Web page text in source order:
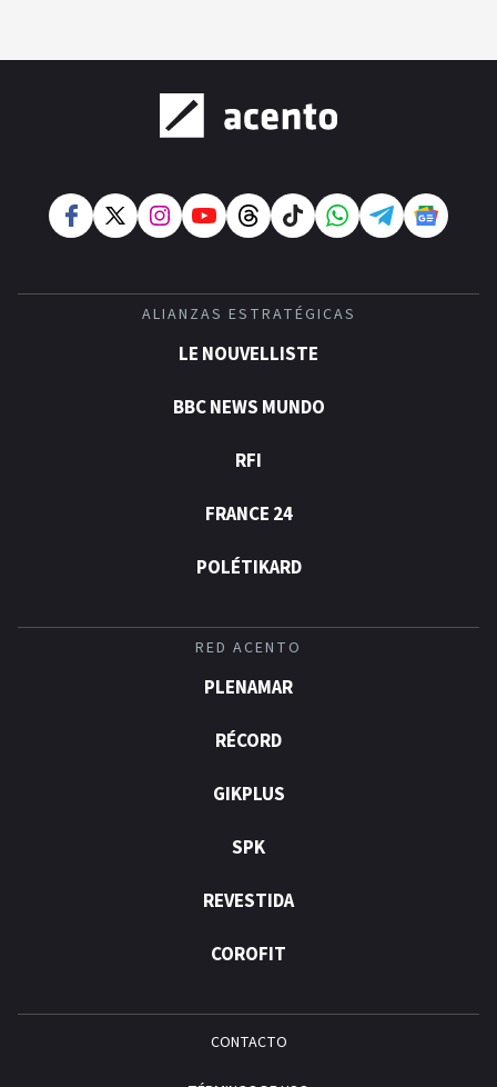
ALIANZAS ESTRATÉGICAS
LE NOUVELLISTE
BBC NEWS MUNDO
RFI
FRANCE 24
POLÉTIKARD
RED ACENTO
PLENAMAR
RÉCORD
GIKPLUS
SPK
REVESTIDA
COROFIT
CONTACTO